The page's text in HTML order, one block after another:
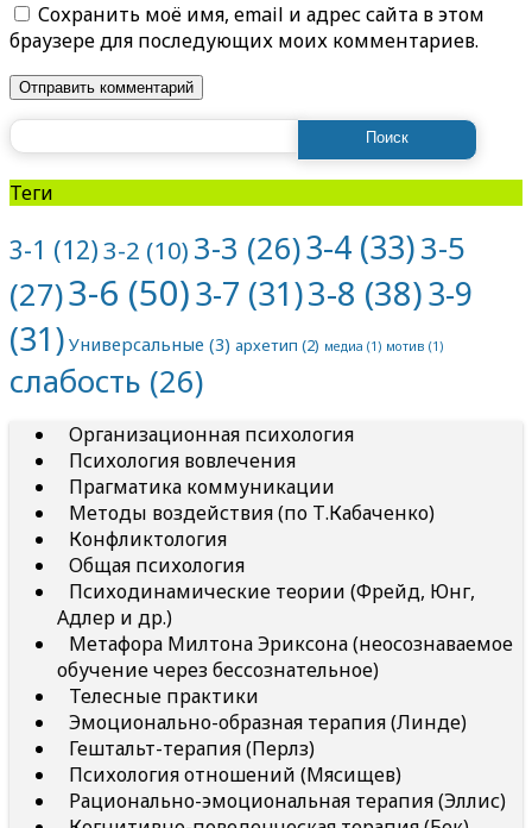
Сохранить моё имя, email и адрес сайта в этом
браузере для последующих моих комментариев.
Теги
3-1 (12)3-2 (10) 3-3 (26)3-4 (33)3-5
(27)3-6 (50)3-7 (31)3-8 (38)3-9
(31) Универсальные (3) архетип (2) медиа (1) мотив (1)
слабость (26)
Организационная психология
Психология вовлечения
Прагматика коммуникации
Методы воздействия (по Т.Кабаченко)
Конфликтология
Общая психология
Психодинамические теории (Фрейд, Юнг,
Адлер и др.)
Метафора Милтона Эриксона (неосознаваемое
обучение через бессознательное)
Телесные практики
Эмоционально-образная терапия (Линде)
Гештальт-терапия (Перлз)
Психология отношений (Мясищев)
Рационально-эмоциональная терапия (Эллис)